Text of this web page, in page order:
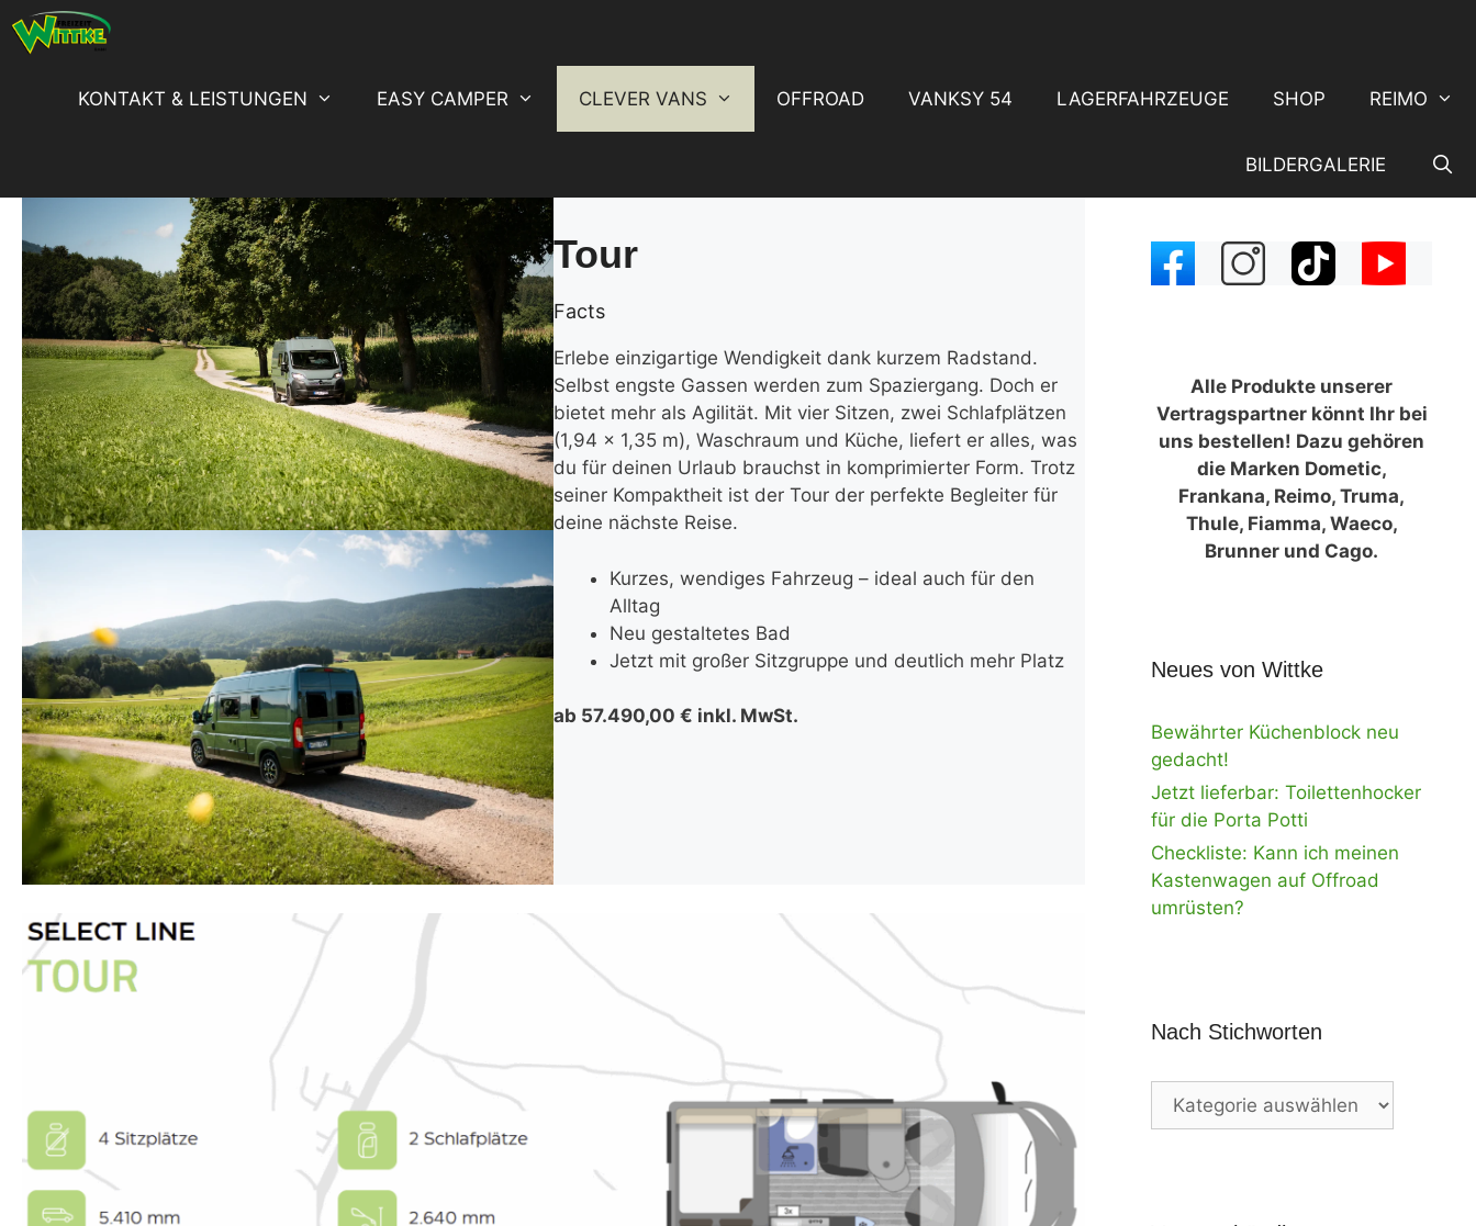
Zum
Inhalt
KONTAKT & LEISTUNGEN
EASY CAMPER CLEVER VANS OFFROAD VANKSY 54 LAGERFAHRZEUGE SHOP REIMO
BILDERGALERIE
Tour
Facts
Erlebe einzigartige Wendigkeit dank kurzem Radstand.
Selbst engste Gassen werden zum Spaziergang. Doch er
bietet mehr als Agilität. Mit vier Sitzen, zwei Schlafplätzen
(1,94 x 1,35 m), Waschraum und Küche, liefert er alles, was
du für deinen Urlaub brauchst in komprimierter Form. Trotz
seiner Kompaktheit ist der Tour der perfekte Begleiter für
deine nächste Reise.
Kurzes, wendiges Fahrzeug – ideal auch für den
Alltag
Neu gestaltetes Bad
Jetzt mit großer Sitzgruppe und deutlich mehr Platz
ab 57.490,00 € inkl. MwSt.
Alle Produkte unserer
Vertragspartner könnt Ihr bei
uns bestellen! Dazu gehören
die Marken Dometic,
Frankana, Reimo, Truma,
Thule, Fiamma, Waeco,
Brunner und Cago.
Neues von Wittke
Bewährter Küchenblock neu
gedacht!
Jetzt lieferbar: Toilettenhocker
für die Porta Potti
Checkliste: Kann ich meinen
Kastenwagen auf Offroad
umrüsten?
Nach Stichworten
Nach
Stichworten